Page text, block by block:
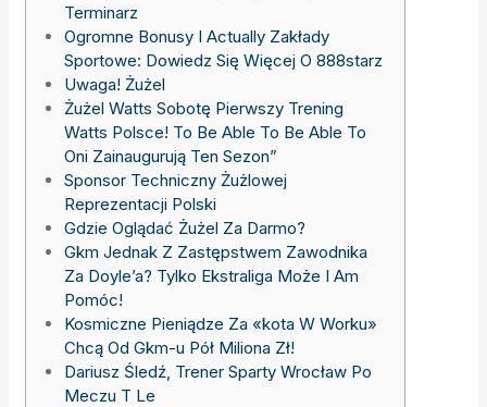
Terminarz
Ogromne Bonusy I Actually Zakłady
Sportowe: Dowiedz Się Więcej O 888starz
Uwaga! Żużel
Żużel Watts Sobotę Pierwszy Trening
Watts Polsce! To Be Able To Be Able To
Oni Zainaugurują Ten Sezon”
Sponsor Techniczny Żużlowej
Reprezentacji Polski
Gdzie Oglądać Żużel Za Darmo?
Gkm Jednak Z Zastępstwem Zawodnika
Za Doyle’a? Tylko Ekstraliga Może I Am
Pomóc!
Kosmiczne Pieniądze Za «kota W Worku»
Chcą Od Gkm-u Pół Miliona Zł!
Dariusz Śledź, Trener Sparty Wrocław Po
Meczu T Le